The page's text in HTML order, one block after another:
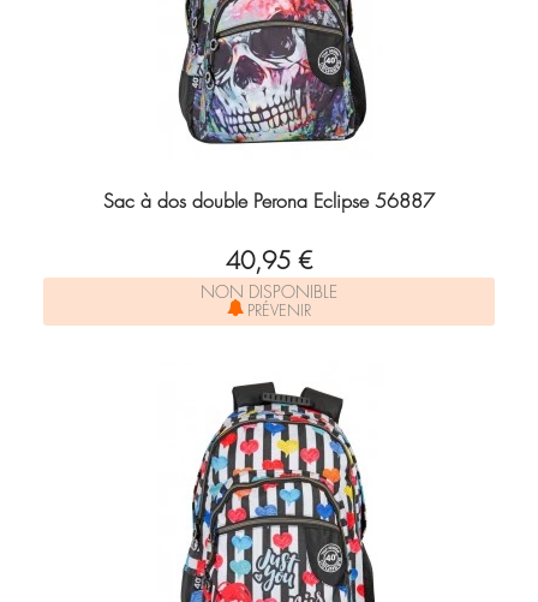
Sac à dos double Perona Eclipse 56887
40,95 €
NON DISPONIBLE
PRÉVENIR